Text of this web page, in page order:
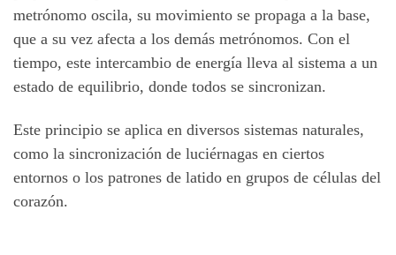
metrónomo oscila, su movimiento se propaga a la base,
que a su vez afecta a los demás metrónomos. Con el
tiempo, este intercambio de energía lleva al sistema a un
estado de equilibrio, donde todos se sincronizan.
Este principio se aplica en diversos sistemas naturales,
como la sincronización de luciérnagas en ciertos
entornos o los patrones de latido en grupos de células del
corazón.